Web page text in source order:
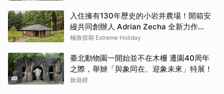
入住擁有130年歷史的小岩井農場！開箱安
縵共同創辦人 Adrian Zecha 全新力作
「AZUMA FARM KOIWAI」體驗最高級的
極致假期 Extreme Holiday
臺北動物園一開始並不在木柵 遷園40周年
之際，舉辧「與象同在、迎象未來」特展！
旅遊經